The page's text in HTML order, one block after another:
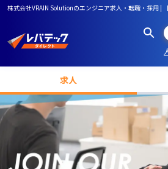
株式会社VRAIN Solutionのエンジニア求人・転職・採用 |
求人